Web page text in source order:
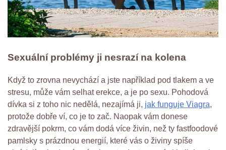
Sexuální problémy ji nesrazí na kolena
Když to zrovna nevychází a jste například pod tlakem a ve
stresu, může vám selhat erekce, a je po sexu. Pohodová
dívka si z toho nic nedělá, nezajímá ji, jak funguje Viagra,
protože dobře ví, co je to zač. Naopak vám donese
zdravější pokrm, co vám dodá více živin, než ty fastfoodové
pamlsky s prázdnou energií, které vás o živiny spíše